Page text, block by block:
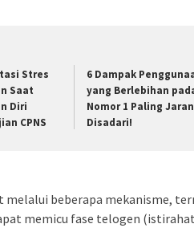
Stres
Saat
Diri
CPNS
6 Dampak
yang Berlebihan
Nomor 1 Paling
Disadari!
beberapa mekanisme,
memicu fase telogen